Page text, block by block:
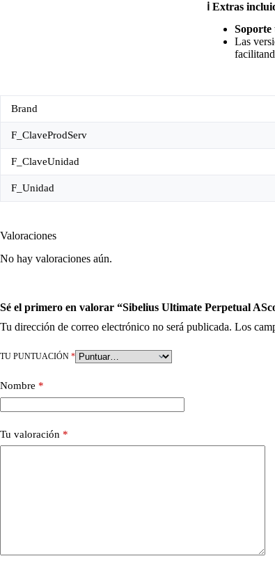
ℹ️ Extras
Soporte
Las
Brand
F_ClaveProdServ
F_ClaveUnidad
F_Unidad
Valoraciones
No hay valoraciones aún.
Sé el primero en valorar “Sibelius Ultimate Perpetual
Tu dirección de correo electrónico no será publicada. Los
TU PUNTUACIÓN *
Nombre *
Tu valoración *